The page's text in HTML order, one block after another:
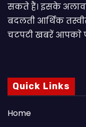
सकते हैं। इसके
बदलती आर्थिक
चटपटी खबरें आपकाे
Quick Links
Home